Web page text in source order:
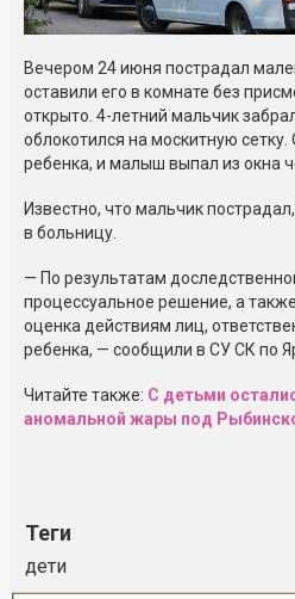
Вечером 24 июня пострадал
оставили его в комнате без
открыто. 4-летний мальчик
облокотился на москитную
ребенка, и малыш выпал из окна
Известно, что мальчик
в больницу.
— По результатам
процессуальное решение, а
оценка действиям лиц,
ребенка, — сообщили в СУ СК по
Читайте также: С детьми
аномальной жары под
Теги
дети